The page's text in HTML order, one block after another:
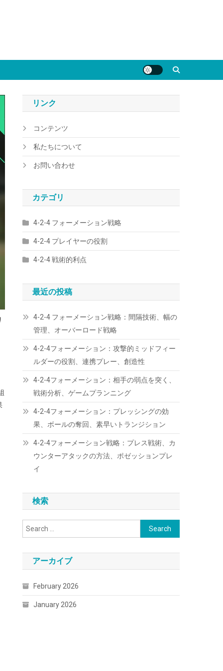
リンク
コンテンツ
私たちについて
お問い合わせ
カテゴリ
4-2-4 フォーメーション戦略
4-2-4 プレイヤーの役割
4-2-4 戦術的利点
最近の投稿
4-2-4 フォーメーション戦略：間隔技術、幅の
管理、オーバーロード戦略
4-2-4フォーメーション：攻撃的ミッドフィー
ルダーの役割、連携プレー、創造性
4-2-4フォーメーション：相手の弱点を突く、
戦術分析、ゲームプランニング
4-2-4フォーメーション：プレッシングの効
果、ボールの奪回、素早いトランジション
4-2-4フォーメーション戦略：プレス戦術、カ
ウンターアタックの方法、ポゼッションプレ
イ
検索
Search
for:
アーカイブ
February 2026
January 2026